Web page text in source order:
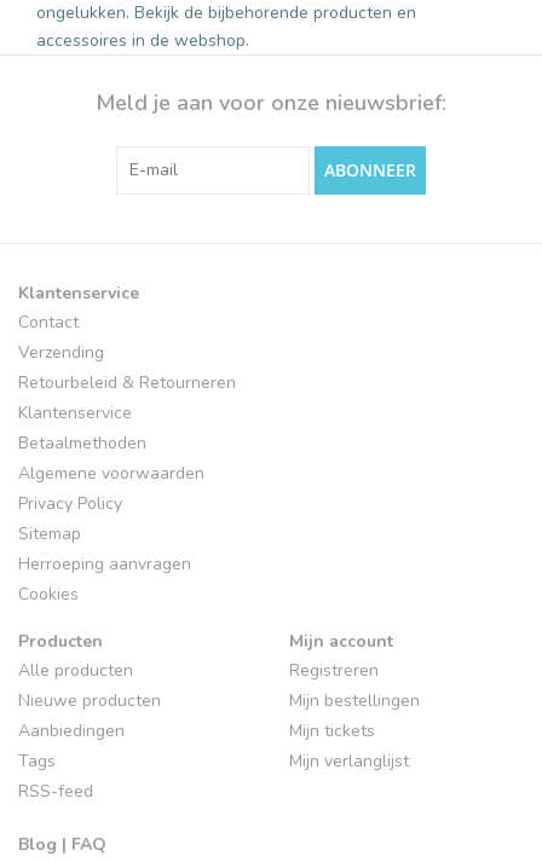
ongelukken. Bekijk de bijbehorende producten en
accessoires in de webshop.
Meld je aan voor onze nieuwsbrief:
ABONNEER
Klantenservice
Contact
Verzending
Retourbeleid & Retourneren
Klantenservice
Betaalmethoden
Algemene voorwaarden
Privacy Policy
Sitemap
Herroeping aanvragen
Cookies
Producten
Alle producten
Nieuwe producten
Aanbiedingen
Tags
RSS-feed
Blog | FAQ
Mijn account
Registreren
Mijn bestellingen
Mijn tickets
Mijn verlanglijst